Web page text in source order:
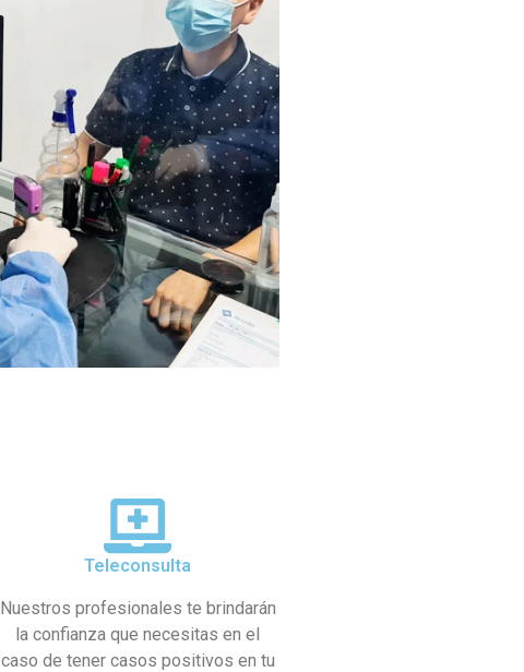
Teleconsulta
Nuestros profesionales te brindarán
la confianza que necesitas en el
caso de tener casos positivos en tu